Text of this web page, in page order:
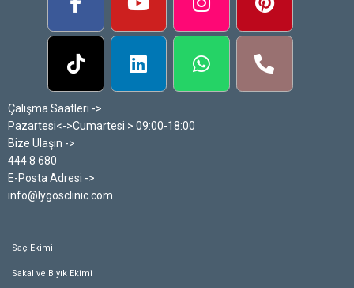
Çalışma Saatleri ->
Pazartesi<->Cumartesi > 09:00-18:00
Bize Ulaşın ->
444 8 680
E-Posta Adresi ->
info@lygosclinic.com
Saç Ekimi
Sakal ve Bıyık Ekimi